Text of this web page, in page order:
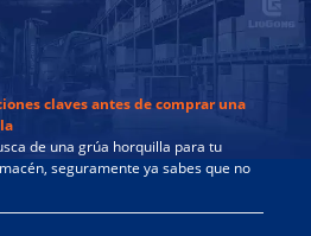
claves antes de comprar una
de una grúa horquilla para tu
seguramente ya sabes que no